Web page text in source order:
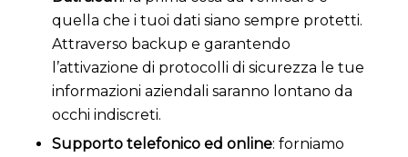
quella che i tuoi dati siano sempre protetti.
Attraverso backup e garantendo
l’attivazione di protocolli di sicurezza le tue
informazioni aziendali saranno lontano da
occhi indiscreti.
Supporto telefonico ed online: forniamo